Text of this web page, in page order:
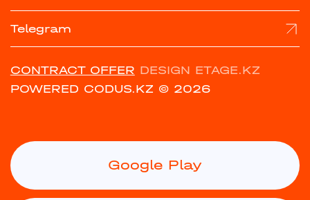
Telegram
CONTRACT OFFER DESIGN ETAGE.KZ
POWERED CODUS.KZ © 2026
Google Play